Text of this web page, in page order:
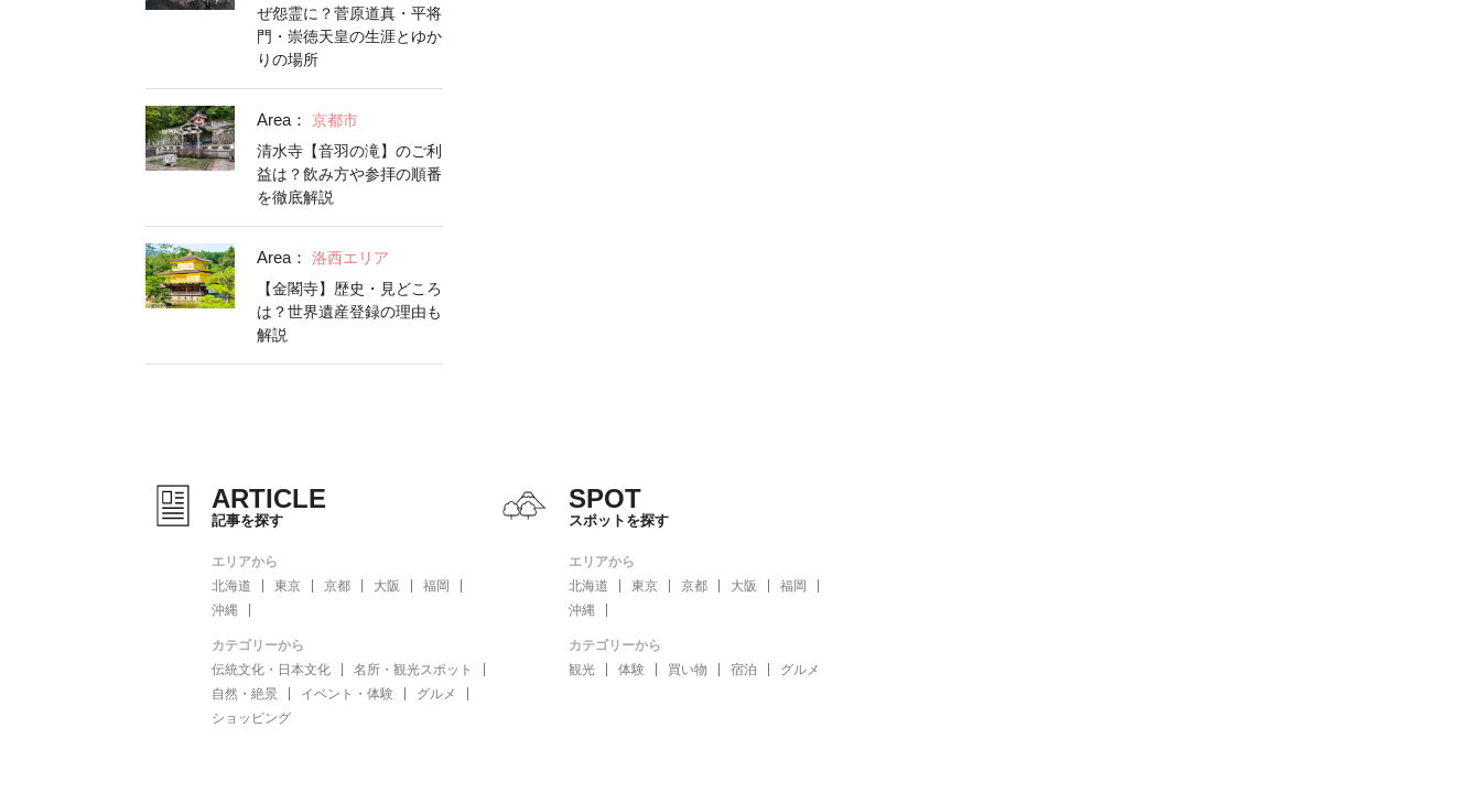
ぜ怨霊に？菅原道真・平将
門・崇徳天皇の生涯とゆか
りの場所
Area：
京都市
清水寺【音羽の滝】のご利
益は？飲み方や参拝の順番
を徹底解説
Area：
洛西エリア
【金閣寺】歴史・見どころ
は？世界遺産登録の理由も
解説
ARTICLE
記事を探す
エリアから
北海道
東京 京都 大阪
福岡
沖縄
カテゴリーから
伝統文化・日本文化
名所・観光スポット
自然・絶景
イベント・体験
グルメ
ショッピング
SPOT
スポットを探す
エリアから
北海道
東京 京都 大阪
福岡
沖縄
カテゴリーから
観光
体験 買い物 宿泊 グルメ